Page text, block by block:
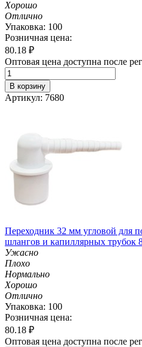
Хорошо
Отлично
Упаковка: 100
Розничная цена:
80.18 ₽
Оптовая цена доступна после
В корзину
Артикул: 7680
Переходник 32 мм угловой для
шлангов и капиллярных трубок
Ужасно
Плохо
Нормально
Хорошо
Отлично
Упаковка: 100
Розничная цена:
80.18 ₽
Оптовая цена доступна после